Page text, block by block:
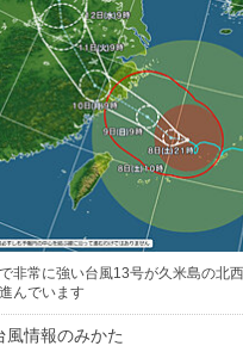
非常に強い台風13号が久米島の北
んでいます
風情報のみかた